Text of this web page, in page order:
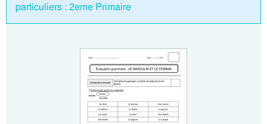
particuliers : 2eme Primaire